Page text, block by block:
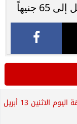
أسعار الخضروات والفاكهة اليوم الاثنين 13 أبريل